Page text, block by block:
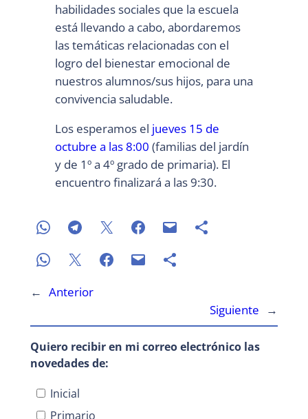
habilidades sociales que la escuela
está llevando a cabo, abordaremos
las temáticas relacionadas con el
logro del bienestar emocional de
nuestros alumnos/sus hijos, para una
convivencia saludable.
Los esperamos el jueves 15 de
octubre a las 8:00 (familias del jardín
y de 1º a 4º grado de primaria). El
encuentro finalizará a las 9:30.
← Anterior
Siguiente
→
Quiero recibir en mi correo electrónico las
novedades de:
Inicial
Primario